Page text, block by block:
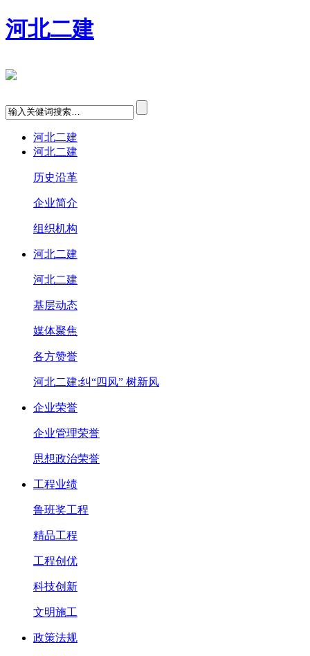
河北二建
河北二建
河北二建
历史沿革
企业简介
组织机构
河北二建
河北二建
基层动态
媒体聚焦
各方赞誉
河北二建:纠“四风” 树新风
企业荣誉
企业管理荣誉
思想政治荣誉
工程业绩
鲁班奖工程
精品工程
工程创优
科技创新
文明施工
政策法规